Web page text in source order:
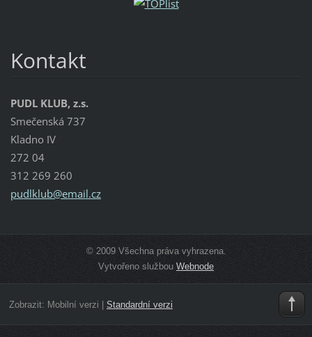
Kontakt
PUDL KLUB, z.s.
Smečenská 737
Kladno IV
272 04
312 269 260
pudlklub@email.cz
© 2009 Všechna práva vyhrazena.
Vytvořeno službou Webnode
Zobrazit: Mobilní verzi Standardní verzi